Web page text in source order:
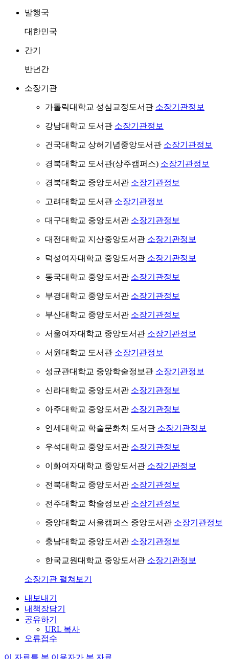
발행국
대한민국
간기
반년간
소장기관
가톨릭대학교 성심교정도서관 소장기관정보
강남대학교 도서관 소장기관정보
건국대학교 상허기념중앙도서관 소장기관정보
경북대학교 도서관(상주캠퍼스) 소장기관정보
경북대학교 중앙도서관 소장기관정보
고려대학교 도서관 소장기관정보
대구대학교 중앙도서관 소장기관정보
대전대학교 지산중앙도서관 소장기관정보
덕성여자대학교 중앙도서관 소장기관정보
동국대학교 중앙도서관 소장기관정보
부경대학교 중앙도서관 소장기관정보
부산대학교 중앙도서관 소장기관정보
서울여자대학교 중앙도서관 소장기관정보
서원대학교 도서관 소장기관정보
성균관대학교 중앙학술정보관 소장기관정보
신라대학교 중앙도서관 소장기관정보
아주대학교 중앙도서관 소장기관정보
연세대학교 학술문화처 도서관 소장기관정보
우석대학교 중앙도서관 소장기관정보
이화여자대학교 중앙도서관 소장기관정보
전북대학교 중앙도서관 소장기관정보
전주대학교 학술정보관 소장기관정보
중앙대학교 서울캠퍼스 중앙도서관 소장기관정보
충남대학교 중앙도서관 소장기관정보
한국교원대학교 중앙도서관 소장기관정보
소장기관 펼쳐보기
내보내기
내책장담기
공유하기
URL 복사
오류접수
이 자료를 본 이용자가 본 자료